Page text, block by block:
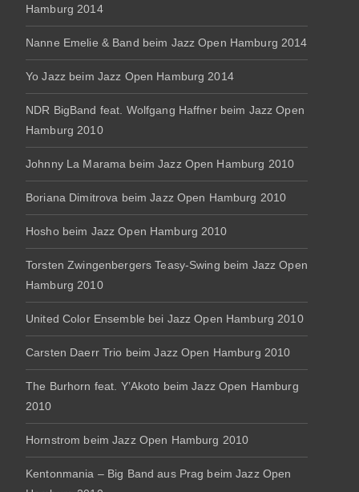
Hamburg 2014
Nanne Emelie & Band beim Jazz Open Hamburg 2014
Yo Jazz beim Jazz Open Hamburg 2014
NDR BigBand feat. Wolfgang Haffner beim Jazz Open
Hamburg 2010
Johnny La Marama beim Jazz Open Hamburg 2010
Boriana Dimitrova beim Jazz Open Hamburg 2010
Hosho beim Jazz Open Hamburg 2010
Torsten Zwingenbergers Teasy-Swing beim Jazz Open
Hamburg 2010
United Color Ensemble bei Jazz Open Hamburg 2010
Carsten Daerr Trio beim Jazz Open Hamburg 2010
The Burhorn feat. Y’Akoto beim Jazz Open Hamburg
2010
Hornstrom beim Jazz Open Hamburg 2010
Kentonmania – Big Band aus Prag beim Jazz Open